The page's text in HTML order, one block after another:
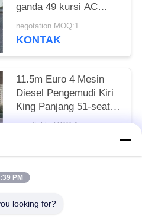
ganda 49 kursi AC
yang baik
negotation MOQ:1
KONTAK
11.5m Euro 4 Mesin
Diesel Pengemudi Kiri
King Panjang 51-seater
besar digunakan Bus
negotiable MOQ:1
PM
looking for?